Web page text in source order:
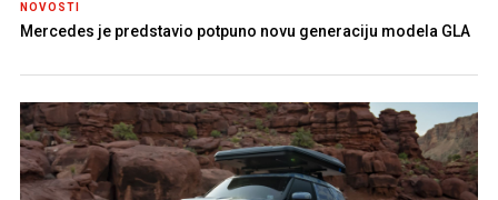
NOVOSTI
Mercedes je predstavio potpuno novu generaciju modela GLA